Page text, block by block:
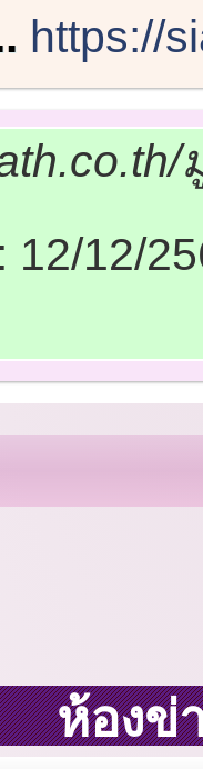
https://
: 12/12/
ห้องข่